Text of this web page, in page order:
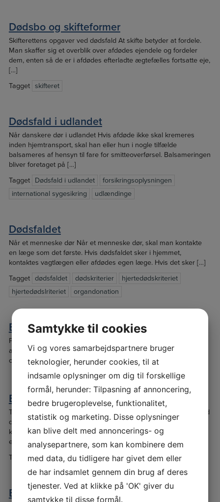
Dødsbo og skifteformer
Skifterettens opgaver ved dødsfald At skifte betyder at fordele.
Man skaffer sig et overblik over afdødes ejendele og fordeler
dem, enten så de er i afdødes efterladte ægtefælles fortsatte eje,
[…]
Tagget skifteret
Dødsfald i udlandet
Når danskere dør i udlandet Hvis afdøde ikke skal kremeres
inden hjemtransport, skal han eller hun i nogle tilfælde
balsameres af hensyn til fare for smitteoverførsel. Balsameringen
bliver foretaget på […]
Tagget
Dødsfald i udlandet
forsikringsoplysningen
international sygesikring
udlændinge
Dødsfaldet
Når et menneske dør Når et menneske dør, skal man kontakte
en læge som det første. Hvis dødsfaldet sker i hjemmet,
kontaktes vagtlægen eller afdødes egen læge. Hvis det sker […]
Tagget dødsfaldet dødskriterier
hjertedødskriteriet
hjertedødslriteriet
organdonation
Efter begravelsen
Pårørendes opgaver efter dødsfald Når det er afklaret, hvem der
arver og skifteretten har færdiggjort sagen, så er der andre
opgaver, man som pårørende skal tage sig af. Når et […]
Efterindtægt
Tjenestemand Hvis afdøde var tjenestemand, får efterladte, hvad
der nogenlunde svarer til tre måneders løn. Det præcise beløb
kan man få oplyst hos arbejdsgiveren. Efterindtægt gives til en
efterlevende ægtefælle eller […]
Tagget efterindtægt tjenestemandslov
Efterlevelseshjælp
Samtykke til cookies
Vi og vores samarbejdspartnere bruger
teknologier, herunder cookies, til at
indsamle oplysninger om dig til forskellige
formål, herunder: Tilpasning af annoncering,
bedre brugeroplevelse, funktionalitet,
statistik og marketing. Disse oplysninger
kan blive delt med annoncerings- og
analysepartnere, som kan kombinere dem
med data, du tidligere har givet dem eller
de har indsamlet gennem din brug af deres
tjenester. Ved at klikke på 'OK' giver du
samtykke til disse formål.